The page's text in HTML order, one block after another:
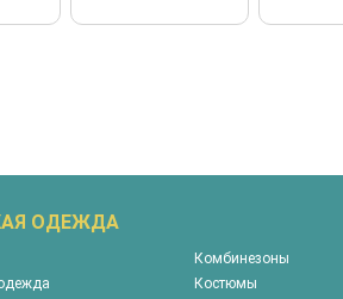
ОДЕЖДА
Комбинезоны
Костюмы